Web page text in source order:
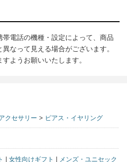
電話の機種・設定によって、商品
なって見える場合がございます。
ようお願いいたします。
クセサリー > ピアス・イヤリング
女性向けギフト
メンズ・ユニセック